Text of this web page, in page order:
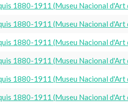
1880-1911 (Museu Nacional
1880-1911 (Museu Nacional
1880-1911 (Museu Nacional
1880-1911 (Museu Nacional
1880-1911 (Museu Nacional
1880-1911 (Museu Nacional